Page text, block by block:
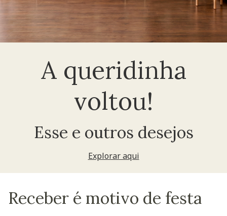
A queridinha
voltou!
Esse e outros desejos
Explorar aqui
Receber é motivo de festa